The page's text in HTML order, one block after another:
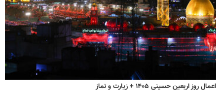
اعمال روز اربعین حسینی ۱۴۰۵ + زیارت و نماز